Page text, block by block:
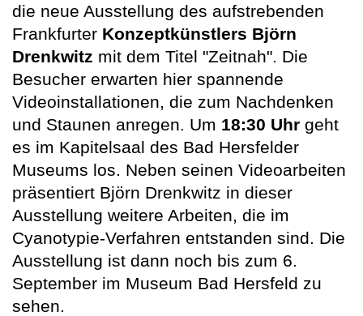
die neue Ausstellung des aufstrebenden
Frankfurter Konzeptkünstlers Björn
Drenkwitz mit dem Titel "Zeitnah". Die
Besucher erwarten hier spannende
Videoinstallationen, die zum Nachdenken
und Staunen anregen. Um 18:30 Uhr geht
es im Kapitelsaal des Bad Hersfelder
Museums los. Neben seinen Videoarbeiten
präsentiert Björn Drenkwitz in dieser
Ausstellung weitere Arbeiten, die im
Cyanotypie-Verfahren entstanden sind. Die
Ausstellung ist dann noch bis zum 6.
September im Museum Bad Hersfeld zu
sehen.